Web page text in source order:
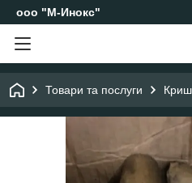
ооо "М-Инокс"
Товари та послуги